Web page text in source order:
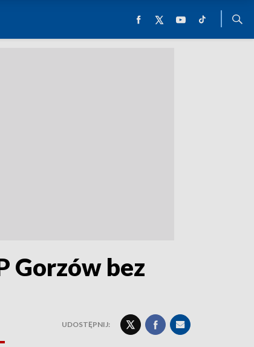
Gorzów bez
UDOSTĘPNIJ: